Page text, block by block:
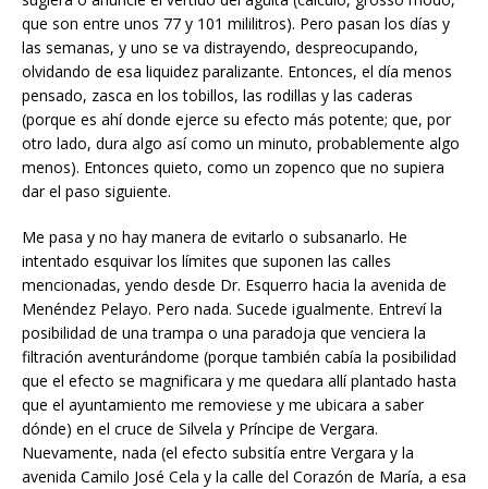
que son entre unos 77 y 101 mililitros). Pero pasan los días y
las semanas, y uno se va distrayendo, despreocupando,
olvidando de esa liquidez paralizante. Entonces, el día menos
pensado, zasca en los tobillos, las rodillas y las caderas
(porque es ahí donde ejerce su efecto más potente; que, por
otro lado, dura algo así como un minuto, probablemente algo
menos). Entonces quieto, como un zopenco que no supiera
dar el paso siguiente.
Me pasa y no hay manera de evitarlo o subsanarlo. He
intentado esquivar los límites que suponen las calles
mencionadas, yendo desde Dr. Esquerro hacia la avenida de
Menéndez Pelayo. Pero nada. Sucede igualmente. Entreví la
posibilidad de una trampa o una paradoja que venciera la
filtración aventurándome (porque también cabía la posibilidad
que el efecto se magnificara y me quedara allí plantado hasta
que el ayuntamiento me removiese y me ubicara a saber
dónde) en el cruce de Silvela y Príncipe de Vergara.
Nuevamente, nada (el efecto subsitía entre Vergara y la
avenida Camilo José Cela y la calle del Corazón de María, a esa